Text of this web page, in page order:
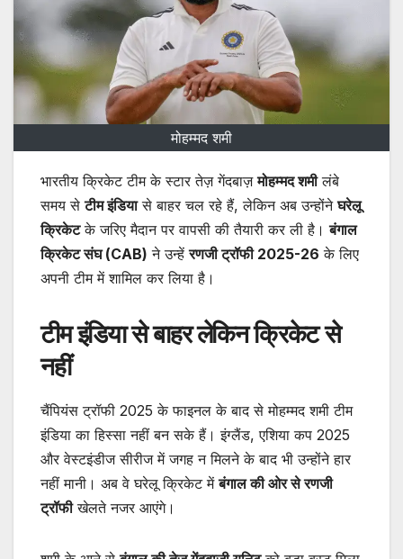
मोहम्मद शमी
भारतीय क्रिकेट टीम के स्टार तेज़ गेंदबाज़मोहम्मद शमीलंबे
समय सेटीम इंडियासे बाहर चल रहे हैं, लेकिन अब उन्होंनेघरेलू
क्रिकेटके जरिए मैदान पर वापसी की तैयारी कर ली है।बंगाल
क्रिकेट संघ (CAB) ने उन्हेंरणजी ट्रॉफी 2025-26 के लिए
अपनी टीम में शामिल कर लिया है।
टीम इंडिया से बाहर लेकिन क्रिकेट से
नहीं
चैंपियंस ट्रॉफी 2025 के फाइनल के बाद से मोहम्मद शमी टीम
इंडिया का हिस्सा नहीं बन सके हैं। इंग्लैंड, एशिया कप 2025
और वेस्टइंडीज सीरीज में जगह न मिलने के बाद भी उन्होंने हार
नहीं मानी। अब वे घरेलू क्रिकेट मेंबंगाल की ओर से रणजी
ट्रॉफीखेलते नजर आएंगे।